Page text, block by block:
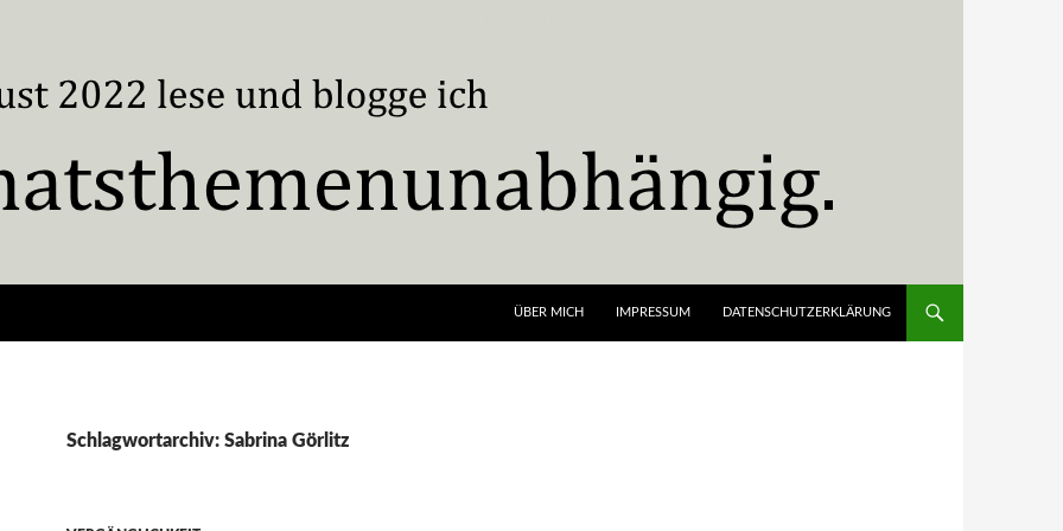
ÜBER MICH IMPRESSUM DATENSCHUTZERKLÄRUNG
Schlagwortarchiv: Sabrina Görlitz